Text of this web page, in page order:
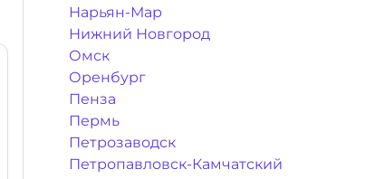
Нарьян-Мар
Нижний Новгород
Омск
Оренбург
Пенза
Пермь
Петрозаводск
Петропавловск-Камчатский